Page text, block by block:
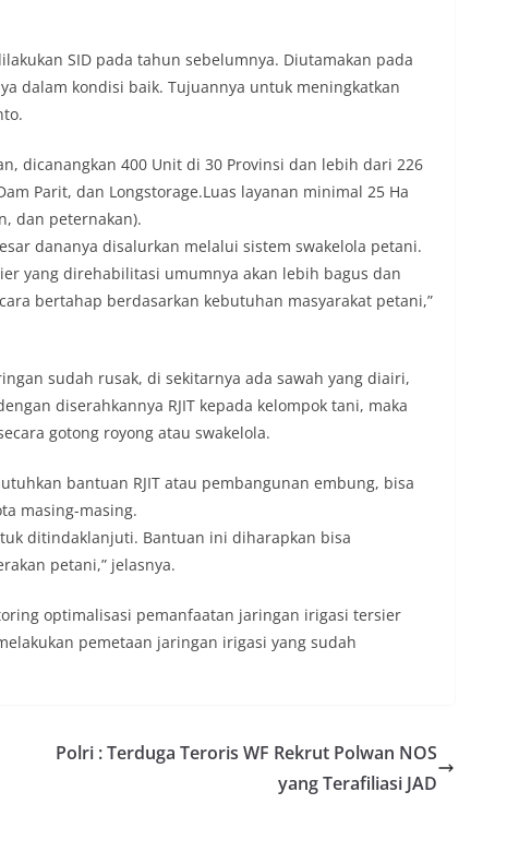
SID pada tahun sebelumnya. Diutamakan pada
dalam kondisi baik. Tujuannya untuk meningkatkan
dicanangkan 400 Unit di 30 Provinsi dan lebih dari 226
Parit, dan Longstorage.Luas layanan minimal 25 Ha
dan peternakan).
dananya disalurkan melalui sistem swakelola petani.
yang direhabilitasi umumnya akan lebih bagus dan
bertahap berdasarkan kebutuhan masyarakat petani,”
sudah rusak, di sekitarnya ada sawah yang diairi,
diserahkannya RJIT kepada kelompok tani, maka
gotong royong atau swakelola.
bantuan RJIT atau pembangunan embung, bisa
masing-masing.
ditindaklanjuti. Bantuan ini diharapkan bisa
petani,” jelasnya.
optimalisasi pemanfaatan jaringan irigasi tersier
pemetaan jaringan irigasi yang sudah
Polri : Terduga Teroris WF Rekrut Polwan NOS
yang Terafiliasi JAD